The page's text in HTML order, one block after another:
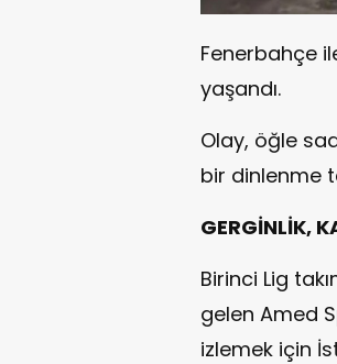
Fenerbahçe
yaşandı.
Olay, öğle
bir dinlenme
GERGİNLİK,
Birinci Lig
gelen Amed
izlemek için